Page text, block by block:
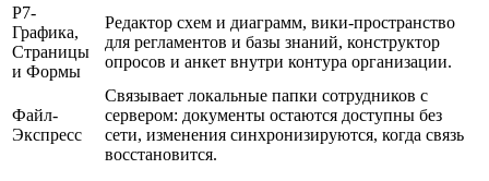
Р7-
Графика,
Страницы
и Формы
Редактор схем и диаграмм, вики-пространство
для регламентов и базы знаний, конструктор
опросов и анкет внутри контура организации.
Файл-
Экспресс
Связывает локальные папки сотрудников с
сервером: документы остаются доступны без
сети, изменения синхронизируются, когда связь
восстановится.